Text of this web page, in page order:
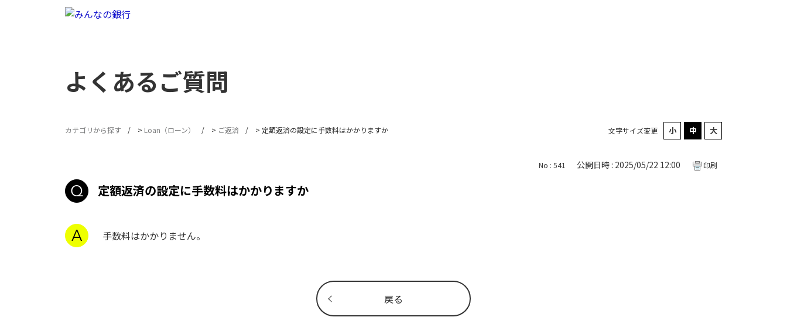
よくあるご質問
文字サイズ変更
カテゴリから探す > Loan（ローン） > ご返済 > 定額返済の設定に手数料はかかりますか
戻る
No : 541 公開日時 : 2025/05/22 12:00 印刷
定額返済の設定に手数料はかかりますか
手数料はかかりません。